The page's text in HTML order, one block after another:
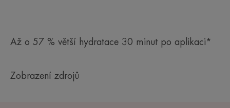
Až o 57 % větší hydratace 30 minut po aplikaci*
Zobrazení zdrojů